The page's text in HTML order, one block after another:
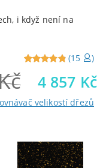
i když není na
4.93out
of 5 from
(15 )
4 857 Kč
velikostí dřezů